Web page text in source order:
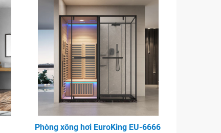
Phòng xông hơi EuroKing EU-6666